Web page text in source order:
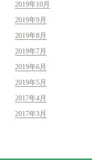
2019年10月
2019年9月
2019年8月
2019年7月
2019年6月
2019年5月
2017年4月
2017年3月